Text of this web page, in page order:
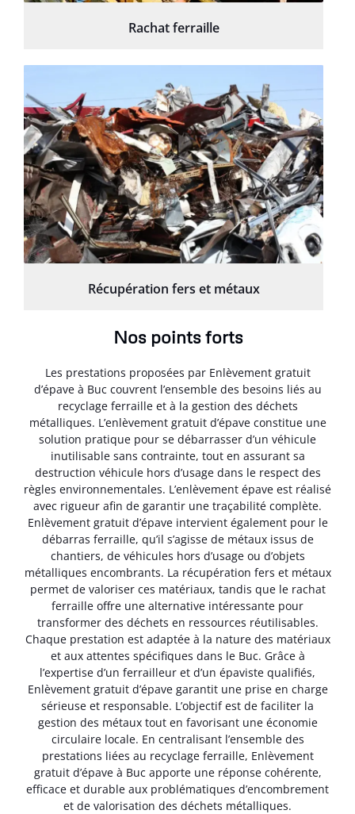
Rachat ferraille
Récupération fers et métaux
Nos points forts
Les prestations proposées par Enlèvement gratuit
d’épave à Buc couvrent l’ensemble des besoins liés au
recyclage ferraille et à la gestion des déchets
métalliques. L’enlèvement gratuit d’épave constitue une
solution pratique pour se débarrasser d’un véhicule
inutilisable sans contrainte, tout en assurant sa
destruction véhicule hors d’usage dans le respect des
règles environnementales. L’enlèvement épave est réalisé
avec rigueur afin de garantir une traçabilité complète.
Enlèvement gratuit d’épave intervient également pour le
débarras ferraille, qu’il s’agisse de métaux issus de
chantiers, de véhicules hors d’usage ou d’objets
métalliques encombrants. La récupération fers et métaux
permet de valoriser ces matériaux, tandis que le rachat
ferraille offre une alternative intéressante pour
transformer des déchets en ressources réutilisables.
Chaque prestation est adaptée à la nature des matériaux
et aux attentes spécifiques dans le Buc. Grâce à
l’expertise d’un ferrailleur et d’un épaviste qualifiés,
Enlèvement gratuit d’épave garantit une prise en charge
sérieuse et responsable. L’objectif est de faciliter la
gestion des métaux tout en favorisant une économie
circulaire locale. En centralisant l’ensemble des
prestations liées au recyclage ferraille, Enlèvement
gratuit d’épave à Buc apporte une réponse cohérente,
efficace et durable aux problématiques d’encombrement
et de valorisation des déchets métalliques.